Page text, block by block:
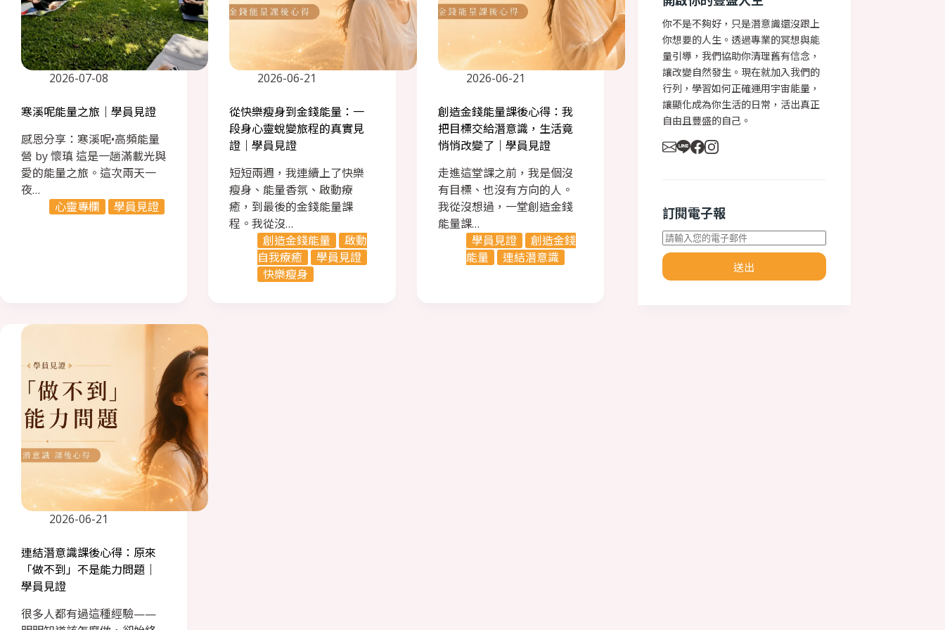
2026-07-08
寒溪呢能量之旅｜學員見證
感恩分享：寒溪呢•高頻能量
營 by 懷瑱 這是一趟滿載光與
愛的能量之旅。這次兩天一
夜…
心靈專欄
學員見證
2026-06-21
從快樂瘦身到金錢能量：一
段身心靈蛻變旅程的真實見
證｜學員見證
短短兩週，我連續上了快樂
瘦身、能量香氛、啟動療
癒，到最後的金錢能量課
程。我從沒…
創造金錢能量
啟動
自我療癒
學員見證
快樂瘦身
2026-06-21
創造金錢能量課後心得：我
把目標交給潛意識，生活竟
悄悄改變了｜學員見證
走進這堂課之前，我是個沒
有目標、也沒有方向的人。
我從沒想過，一堂創造金錢
能量課…
學員見證
創造金錢
能量
連結潛意識
2026-06-21
連結潛意識課後心得：原來
「做不到」不是能力問題｜
學員見證
很多人都有過這種經驗——
你不是不夠好，只是潛意識還沒跟上
你想要的人生。透過專業的冥想與能
量引導，我們協助你清理舊有信念，
讓改變自然發生。現在就加入我們的
行列，學習如何正確運用宇宙能量，
讓顯化成為你生活的日常，活出真正
自由且豐盛的自己。
訂閱電子報
送出